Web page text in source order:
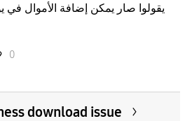
يقولوا صار يمكن إضافة الأموال
0
download issue